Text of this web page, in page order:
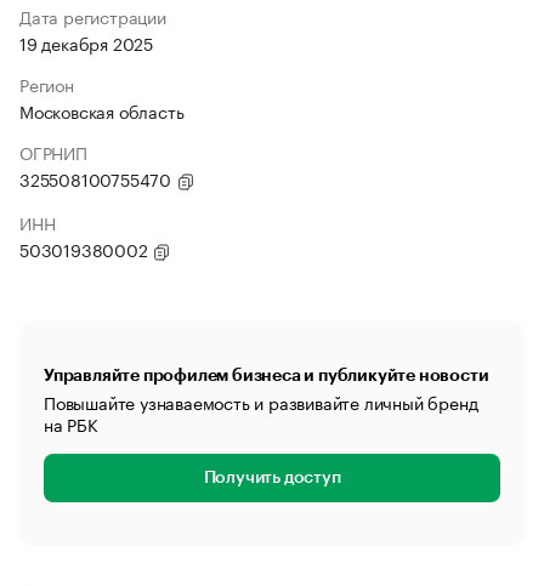
Дата регистрации
19 декабря 2025
Регион
Московская область
ОГРНИП
325508100755470
ИНН
503019380002
Управляйте профилем бизнеса и публикуйте новости
Повышайте узнаваемость и развивайте личный бренд
на РБК
Получить доступ